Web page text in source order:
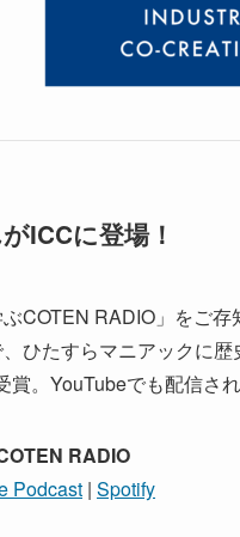
ICCに登場！
COTEN RADIO」をご
ひたすらマニアックに
。YouTubeでも配信さ
RADIO
Podcast | Spotify